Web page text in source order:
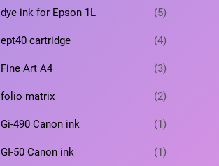
а
р
в
р
т
о
а
р
в
dye ink for Epson 1L 55
о
в
р
о
ept40 cartridge 44
о
в
р
а
Fine Art A4 33
о
в
р
folio matrix 22
о
в
Gi-490 Canon ink 1 1
о
GI-50 Canon ink 1 1